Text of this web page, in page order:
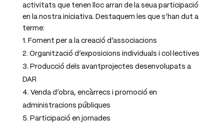
activitats que tenen lloc arran de la seua participació
en la nostra iniciativa. Destaquem les que s’han dut a
terme:
Foment per a la creació d’associacions
Organització d’exposicions individuals i col·lectives
Producció dels avantprojectes desenvolupats a
DAR
Venda d’obra, encàrrecs i promoció en
administracions públiques
Participació en jornades